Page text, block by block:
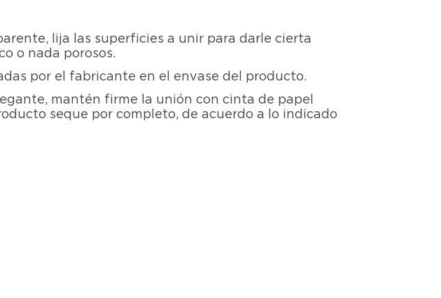
lija las superficies a unir para darle cierta
o nada porosos.
por el fabricante en el envase del producto.
mantén firme la unión con cinta de papel
seque por completo, de acuerdo a lo indicado